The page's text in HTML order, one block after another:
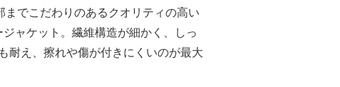
でこだわりのあるクオリティの高い
ャケット。繊維構造が細かく、しっ
耐え、擦れや傷が付きにくいのが最大